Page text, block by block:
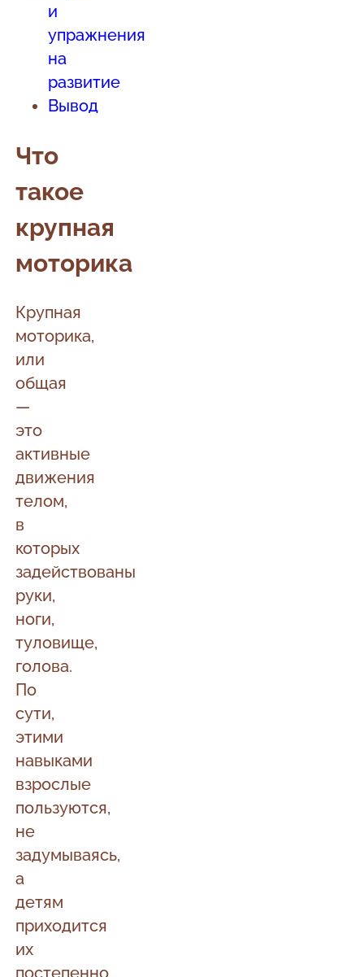
и
упражнения
на
развитие
Вывод
Что
такое
крупная
моторика
Крупная
моторика,
или
общая
—
это
активные
движения
телом,
в
которых
задействованы
руки,
ноги,
туловище,
голова.
По
сути,
этими
навыками
взрослые
пользуются,
не
задумываясь,
а
детям
приходится
их